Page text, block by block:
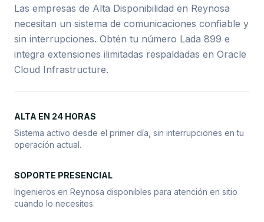
Las empresas de Alta Disponibilidad en Reynosa
necesitan un sistema de comunicaciones confiable y
sin interrupciones. Obtén tu número Lada 899 e
integra extensiones ilimitadas respaldadas en Oracle
Cloud Infrastructure.
ALTA EN 24 HORAS
Sistema activo desde el primer día, sin interrupciones en tu
operación actual.
SOPORTE PRESENCIAL
Ingenieros en Reynosa disponibles para atención en sitio
cuando lo necesites.